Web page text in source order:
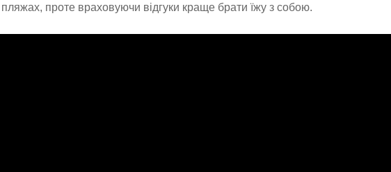
проте враховуючи відгуки краще брати їжу з собою.